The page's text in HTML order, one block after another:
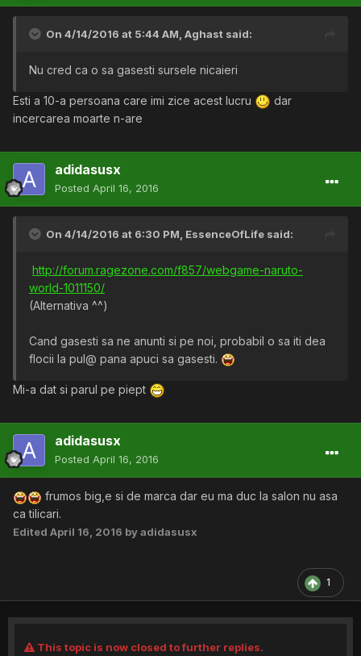
On 4/14/2016 at 5:44 AM, Aghast said:
Nu cred ca o sa gasesti sursele nicaieri
Esti a 10-a persoana care imi zice acest lucru
dar
incercarea moarte n-are
adidasusx
Posted April 16, 2016
On 4/14/2016 at 6:30 PM, EssenceOfLife said:
http://forum.ragezone.com/f857/webgame-naruto-
world-1011150/
(Alternativa ^^)
Cand gasesti sa ne anunti si pe noi, probabil o sa iti dea
flocii la pul@ pana apuci sa gasesti.
Mi-a dat si parul pe piept
adidasusx
Posted April 16, 2016
frumos big,e si de marca dar eu ma duc la salon nu asa
ca tilicari.
Edited April 16, 2016 by adidasusx
1
This topic is now closed to further replies.